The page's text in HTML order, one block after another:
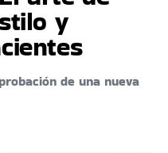
y
de una nueva